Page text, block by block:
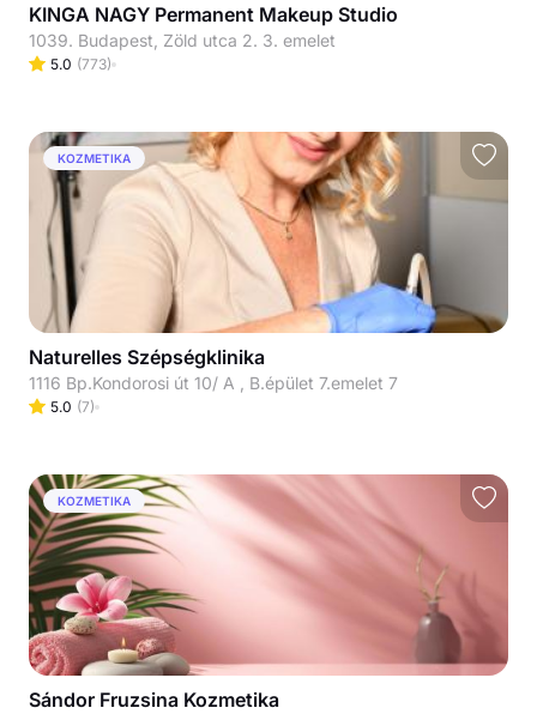
KINGA NAGY Permanent Makeup Studio
1039. Budapest, Zöld utca 2. 3. emelet
5.0 (773)
KOZMETIKA
Naturelles Szépségklinika
1116 Bp.Kondorosi út 10/ A , B.épület 7.emelet 7
5.0 (7)
KOZMETIKA
Sándor Fruzsina Kozmetika